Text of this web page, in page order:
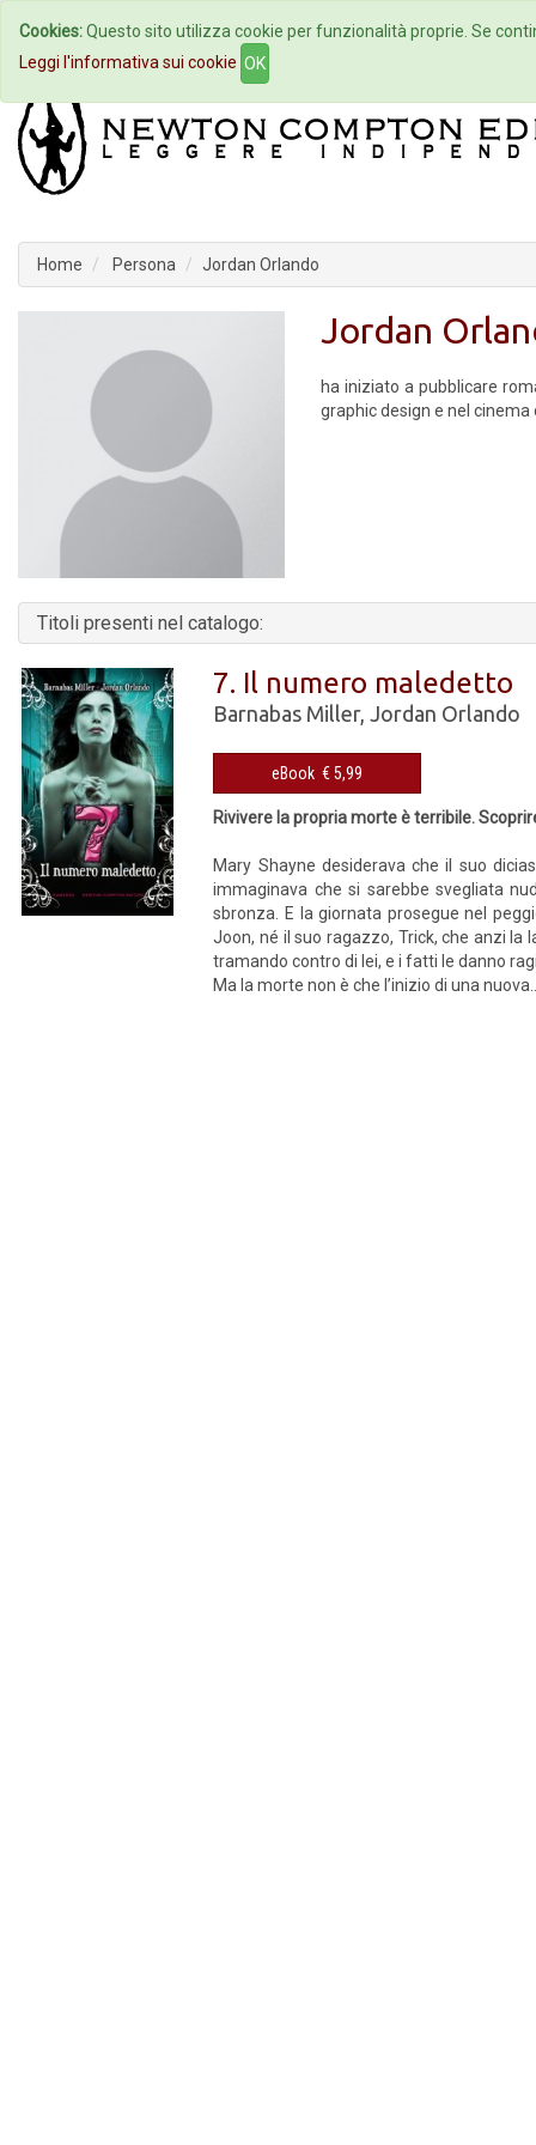
Home Autori Eventi
Home Persona Jordan Orlando
Jordan
ha iniziato a pubblicare
graphic design e nel
Titoli presenti nel catalogo:
7. Il numero maledetto
Barnabas Miller, Jordan Orlando
eBook € 5,99
Rivivere la propria morte è terribile.
Mary Shayne desiderava che il suo
immaginava che si sarebbe svegliata
sbronza. E la giornata prosegue nel
Joon, né il suo ragazzo, Trick, che anzi la
tramando contro di lei, e i fatti le danno
Ma la morte non è che l’inizio di una
Cookies:Questo sito utilizza cookie per funzionalità proprie. Se
Leggi l'informativa sui cookie OK